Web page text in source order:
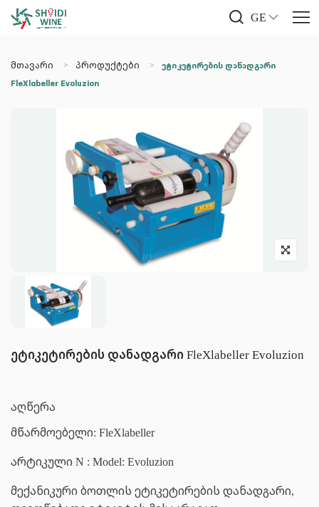
GE
მთავარი პროდუქტები ეტიკეტირების დანადგარი
FleXlabeller Evoluzion
ეტიკეტირების დანადგარი FleXlabeller Evoluzion
აღწერა
მწარმოებელი: FleXlabeller
არტიკული N : Model: Evoluzion
მექანიკური ბოთლის ეტიკეტირების დანადგარი,